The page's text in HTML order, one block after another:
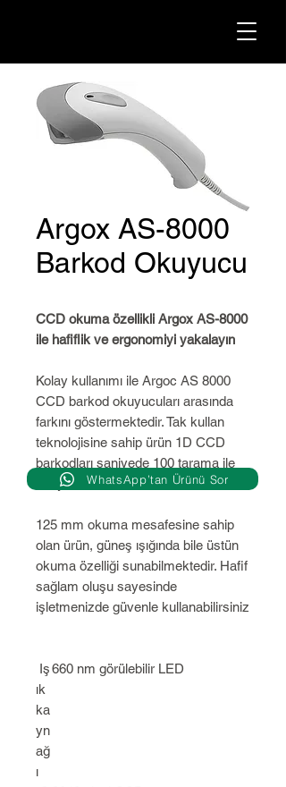
Argox AS-8000
Barkod Okuyucu
CCD okuma özellikli Argox AS-8000
ile hafiflik ve ergonomiyi yakalayın
Kolay kullanımı ile Argoc AS 8000
CCD barkod okuyucuları arasında
farkını göstermektedir. Tak kullan
teknolojisine sahip ürün 1D CCD
barkodları saniyede 100 tarama ile
okuyabilmektedir.
125 mm okuma mesafesine sahip
olan ürün, güneş ışığında bile üstün
okuma özelliği sunabilmektedir. Hafif
sağlam oluşu sayesinde
işletmenizde güvenle kullanabilirsiniz
Iş
ık
ka
yn
ağ
ı
660 nm görülebilir LED
WhatsApp’tan Ürünü Sor